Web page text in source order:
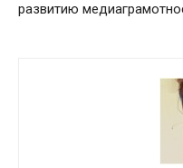
развитию